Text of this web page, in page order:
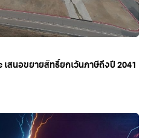
สนอขยายสิทธิ์ยกเว้นภาษีถึงปี 2041